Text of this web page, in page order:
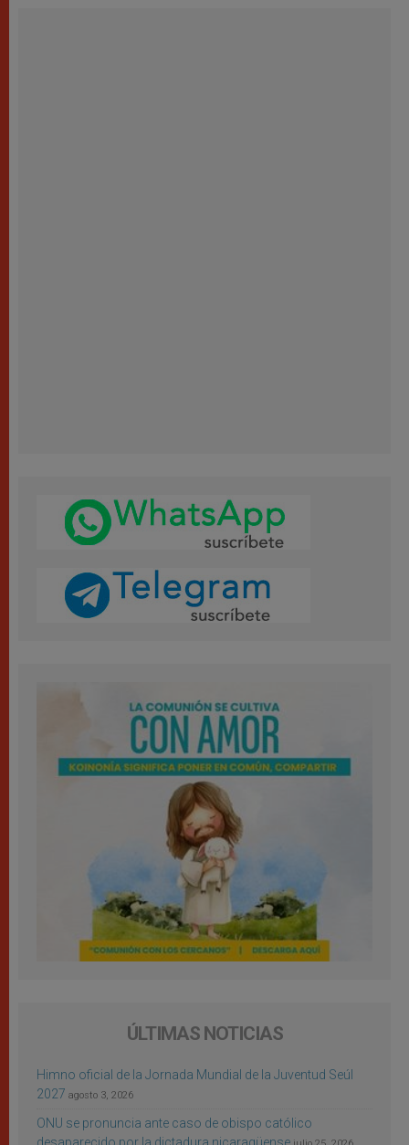
ÚLTIMAS NOTICIAS
Himno oficial de la Jornada Mundial de la Juventud Seúl
2027 agosto 3, 2026
ONU se pronuncia ante caso de obispo católico